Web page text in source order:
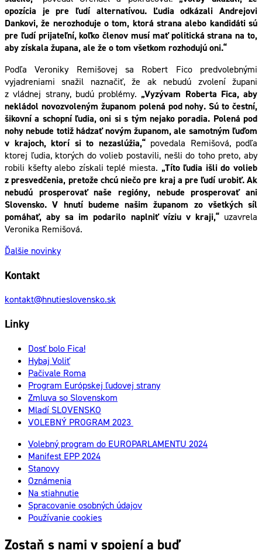
opozícia je pre ľudí alternatívou. Ľudia odkázali Andrejovi
Dankovi, že nerozhoduje o tom, ktorá strana alebo kandidáti sú
pre ľudí prijateľní, koľko členov musí mať politická strana na to,
aby získala župana, ale že o tom všetkom rozhodujú oni.“
Podľa Veroniky Remišovej sa Robert Fico predvolebnými
vyjadreniami snažil naznačiť, že ak nebudú zvolení župani
z vládnej strany, budú problémy. „Vyzývam Roberta Fica, aby
nekládol novozvoleným županom polená pod nohy. Sú to čestní,
šikovní a schopní ľudia, oni si s tým nejako poradia. Polená pod
nohy nebude totiž hádzať novým županom, ale samotným ľuďom
v krajoch, ktorí si to nezaslúžia,“povedala Remišová, podľa
ktorej ľudia, ktorých do volieb postavili, nešli do toho preto, aby
robili kšefty alebo získali teplé miesta. „Títo ľudia išli do volieb
z presvedčenia, pretože chcú niečo pre kraj a pre ľudí urobiť. Ak
nebudú prosperovať naše regióny, nebude prosperovať ani
Slovensko. V hnutí budeme našim županom zo všetkých síl
pomáhať, aby sa im podarilo naplniť víziu v kraji,“uzavrela
Veronika Remišová.
Ďalšie novinky
Kontakt
kontakt@hnutieslovensko.sk
Linky
Dosť bolo Fica!
Hybaj Voliť
Pačivale Roma
Program Európskej ľudovej strany
Zmluva so Slovenskom
Mladí SLOVENSKO
VOLEBNÝ PROGRAM 2023
Volebný program do EUROPARLAMENTU 2024
Manifest EPP 2024
Stanovy
Oznámenia
Na stiahnutie
Spracovanie osobných údajov
Používanie cookies
Zostaň s nami v spojení a buď